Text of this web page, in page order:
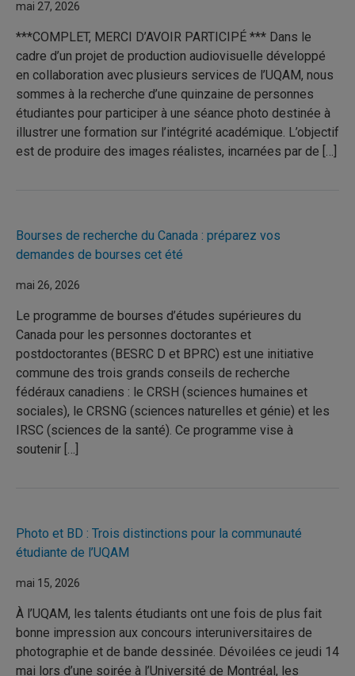
mai 27, 2026
***COMPLET, MERCI D’AVOIR PARTICIPÉ *** Dans le
cadre d’un projet de production audiovisuelle développé
en collaboration avec plusieurs services de l’UQAM, nous
sommes à la recherche d’une quinzaine de personnes
étudiantes pour participer à une séance photo destinée à
illustrer une formation sur l’intégrité académique. L’objectif
est de produire des images réalistes, incarnées par de […]
Bourses de recherche du Canada : préparez vos
demandes de bourses cet été
mai 26, 2026
Le programme de bourses d’études supérieures du
Canada pour les personnes doctorantes et
postdoctorantes (BESRC D et BPRC) est une initiative
commune des trois grands conseils de recherche
fédéraux canadiens : le CRSH (sciences humaines et
sociales), le CRSNG (sciences naturelles et génie) et les
IRSC (sciences de la santé). Ce programme vise à
soutenir […]
Photo et BD : Trois distinctions pour la communauté
étudiante de l’UQAM
mai 15, 2026
À l’UQAM, les talents étudiants ont une fois de plus fait
bonne impression aux concours interuniversitaires de
photographie et de bande dessinée. Dévoilées ce jeudi 14
mai lors d’une soirée à l’Université de Montréal, les